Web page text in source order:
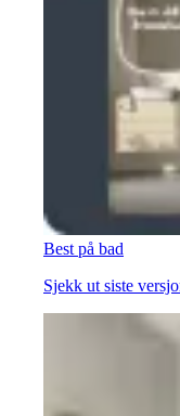
Best på bad
Sjekk ut siste